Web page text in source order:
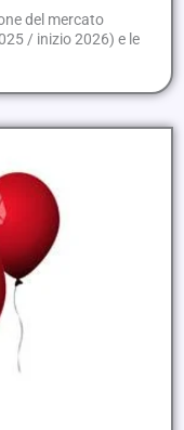
del mercato
/ inizio 2026) e le